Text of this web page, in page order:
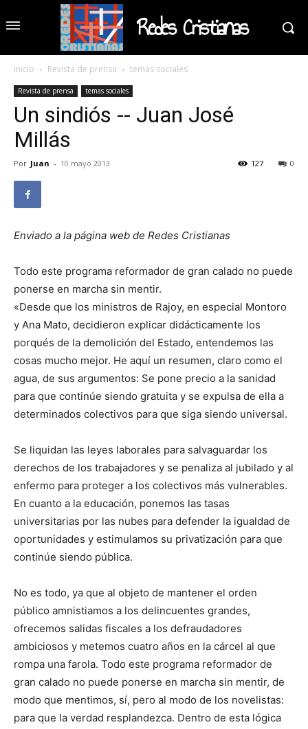
Redes Cristianas
Inicio Revista de prensa temas sociales
Revista de prensa temas sociales
Un sindiós -- Juan José
Millás
Por Juan - 10 mayo 2013 0
127
Enviado a la página web de Redes Cristianas
Todo este programa reformador de gran calado no puede
ponerse en marcha sin mentir.
«Desde que los ministros de Rajoy, en especial Montoro
y Ana Mato, decidieron explicar didácticamente los
porqués de la demolición del Estado, entendemos las
cosas mucho mejor. He aquí un resumen, claro como el
agua, de sus argumentos: Se pone precio a la sanidad
para que continúe siendo gratuita y se expulsa de ella a
determinados colectivos para que siga siendo universal.
Se liquidan las leyes laborales para salvaguardar los
derechos de los trabajadores y se penaliza al jubilado y al
enfermo para proteger a los colectivos más vulnerables.
En cuanto a la educación, ponemos las tasas
universitarias por las nubes para defender la igualdad de
oportunidades y estimulamos su privatización para que
continúe siendo pública.
No es todo, ya que al objeto de mantener el orden
público amnistiamos a los delincuentes grandes,
ofrecemos salidas fiscales a los defraudadores
ambiciosos y metemos cuatro años en la cárcel al que
rompa una farola. Todo este programa reformador de
gran calado no puede ponerse en marcha sin mentir, de
modo que mentimos, sí, pero al modo de los novelistas:
para que la verdad resplandezca. Dentro de esta lógica